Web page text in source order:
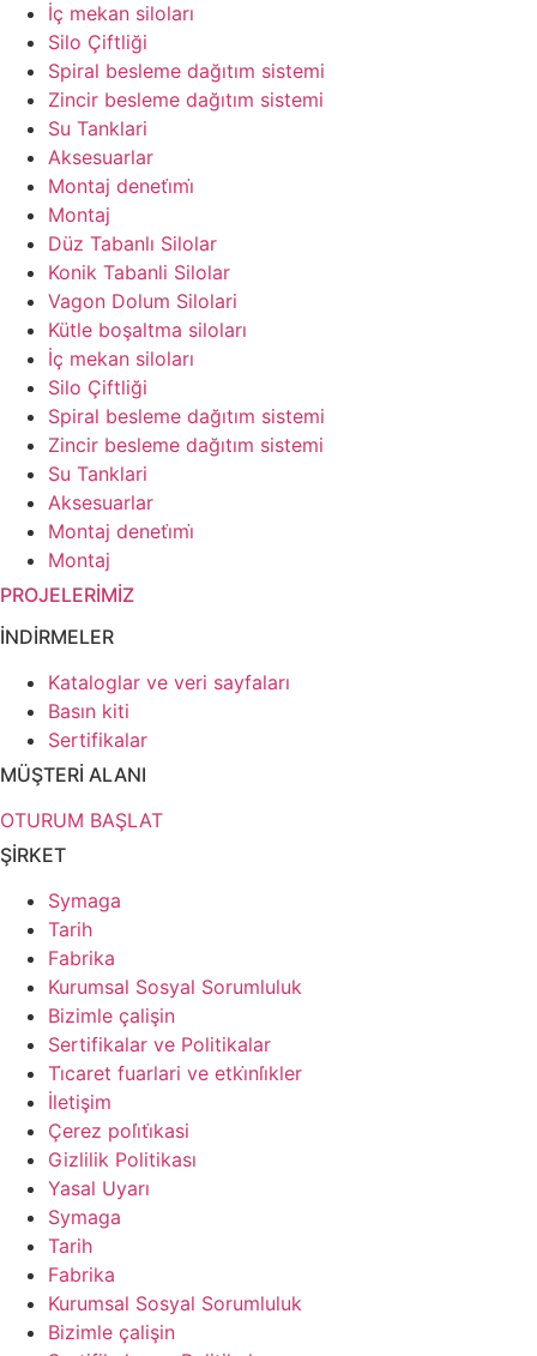
İç mekan siloları
Silo Çiftliği
Spiral besleme dağıtım sistemi
Zincir besleme dağıtım sistemi
Su Tanklari
Aksesuarlar
Montaj deneti̇mi̇
Montaj
Düz Tabanlı Silolar
Konik Tabanli Silolar
Vagon Dolum Silolari
Kütle boşaltma siloları
İç mekan siloları
Silo Çiftliği
Spiral besleme dağıtım sistemi
Zincir besleme dağıtım sistemi
Su Tanklari
Aksesuarlar
Montaj deneti̇mi̇
Montaj
PROJELERİMİZ
İNDİRMELER
Kataloglar ve veri sayfaları
Basın kiti
Sertifikalar
MÜŞTERİ ALANI
OTURUM BAŞLAT
ŞİRKET
Symaga
Tarih
Fabrika
Kurumsal Sosyal Sorumluluk
Bizimle çalişin
Sertifikalar ve Politikalar
Ti̇caret fuarlari ve etki̇nli̇kler
İletişim
Çerez poli̇ti̇kasi
Gizlilik Politikası
Yasal Uyarı
Symaga
Tarih
Fabrika
Kurumsal Sosyal Sorumluluk
Bizimle çalişin